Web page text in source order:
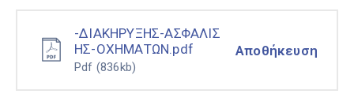
-ΔΙΑΚΗΡΥΞΗΣ-ΑΣΦΑΛΙΣ
ΗΣ-ΟΧΗΜΑΤΩΝ.pdf
Pdf (836kb)
Αποθήκευση